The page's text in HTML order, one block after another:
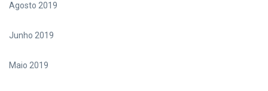
Agosto 2019
Junho 2019
Maio 2019